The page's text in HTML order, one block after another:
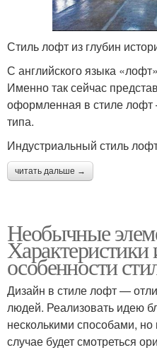
Стиль лофт из глубин
С английского языка
Именно так сейчас
оформленная в стиле
типа.
Индустриальный стиль
читать дальше →
Необычные
Характеристики
особенности
Дизайн в стиле лофт —
людей. Реализовать идею
несколькими способами,
случае будет смотреться